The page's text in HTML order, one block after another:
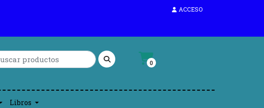
ACCESO
0
Libros